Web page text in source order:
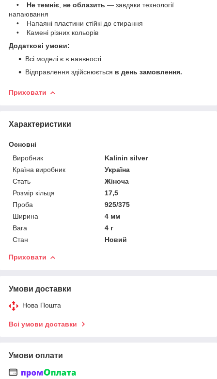
• Не темніє не облазить — завдяки технології
напаювання
• Напаяні пластини стійкі до стирання
• Камені різних кольорів
Додаткові умови:
Всі моделі є в наявності.
Відправлення здійснюється в день замовлення.
Приховати
Характеристики
Основні
Виробник
Kalinin silver
Країна виробник
Україна
Стать
Жіноча
Розмір кільця
17,5
Проба
925/375
Ширина
4 мм
Вага
4 г
Стан
Новий
Приховати
Умови доставки
Нова Пошта
Всі умови доставки
Умови оплати